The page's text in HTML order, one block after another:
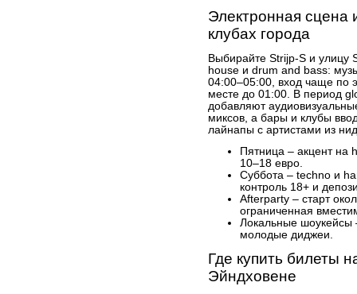
Электронная сцена
клубах города
Выбирайте Strijp-S и улицу
house и drum and bass:
04:00–05:00, вход чаще по
месте до 01:00. В период
добавляют
миксов, а бары и клубы
лайнапы с артистами из
Пятница – акцент на
10–18 евро.
Суббота – techno и
контроль 18+ и
Afterparty – старт
ограниченная
Локальные шоукейсы
молодые диджеи.
Где купить билеты
Эйндховене